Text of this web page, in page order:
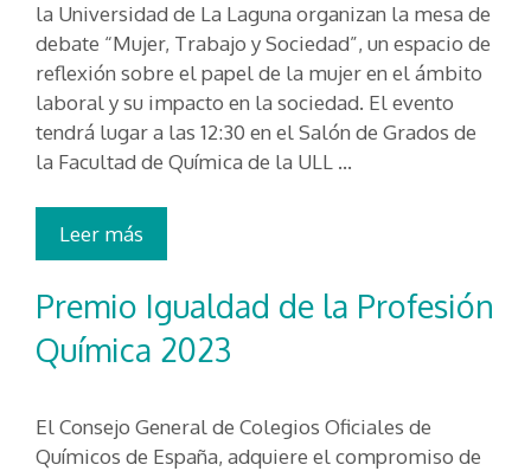
la Universidad de La Laguna organizan la mesa de
debate “Mujer, Trabajo y Sociedad”, un espacio de
reflexión sobre el papel de la mujer en el ámbito
laboral y su impacto en la sociedad. El evento
tendrá lugar a las 12:30 en el Salón de Grados de
la Facultad de Química de la ULL …
Leer más
Premio Igualdad de la Profesión
Química 2023
El Consejo General de Colegios Oficiales de
Químicos de España, adquiere el compromiso de